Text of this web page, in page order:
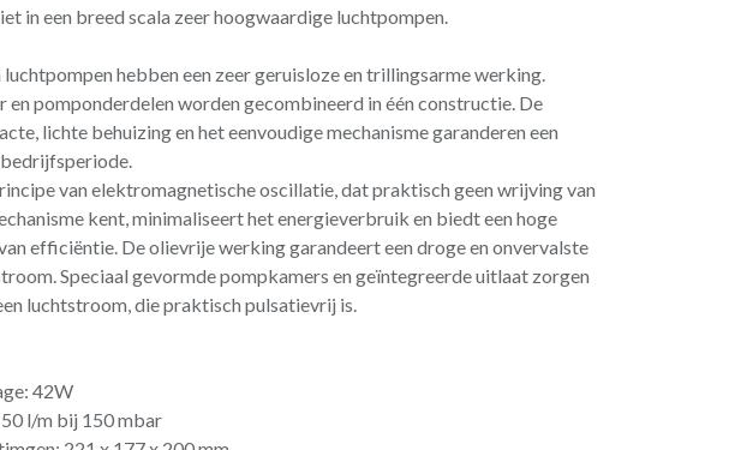
in een breed scala zeer hoogwaardige luchtpompen.
luchtpompen hebben een zeer geruisloze en trillingsarme werking.
en pomponderdelen worden gecombineerd in één constructie. De
lichte behuizing en het eenvoudige mechanisme garanderen een
van elektromagnetische oscillatie, dat praktisch geen wrijving van
kent, minimaliseert het energieverbruik en biedt een hoge
efficiëntie. De olievrije werking garandeert een droge en onvervalste
Speciaal gevormde pompkamers en geïntegreerde uitlaat zorgen
luchtstroom, die praktisch pulsatievrij is.
42W
l/m bij 150 mbar